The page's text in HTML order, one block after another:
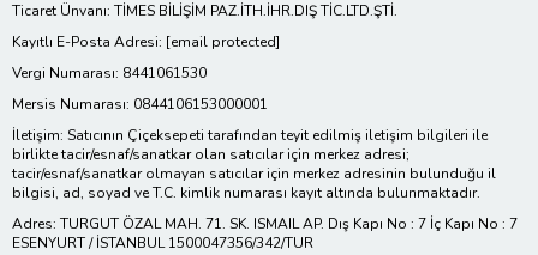
Ticaret Ünvanı: TİMES BİLİŞİM PAZ.İTH.İHR.DIŞ TİC.LTD.ŞTİ.
Kayıtlı E-Posta Adresi: [email protected]
Vergi Numarası: 8441061530
Mersis Numarası: 0844106153000001
İletişim: Satıcının Çiçeksepeti tarafından teyit edilmiş iletişim bilgileri ile
birlikte tacir/esnaf/sanatkar olan satıcılar için merkez adresi;
tacir/esnaf/sanatkar olmayan satıcılar için merkez adresinin bulunduğu il
bilgisi, ad, soyad ve T.C. kimlik numarası kayıt altında bulunmaktadır.
Adres: TURGUT ÖZAL MAH. 71. SK. ISMAIL AP. Dış Kapı No : 7 İç Kapı No : 7
ESENYURT / İSTANBUL 1500047356/342/TUR